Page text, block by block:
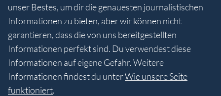
unser Bestes, um dir die genauesten journalistischen
Informationen zu bieten, aber wir können nicht
garantieren, dass die von uns bereitgestellten
Informationen perfekt sind. Du verwendest diese
Informationen auf eigene Gefahr. Weitere
Informationen findest du unterWie unsere Seite
funktioniert.